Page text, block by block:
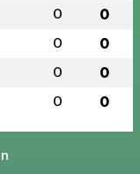
0 0
0 0
0 0
0 0